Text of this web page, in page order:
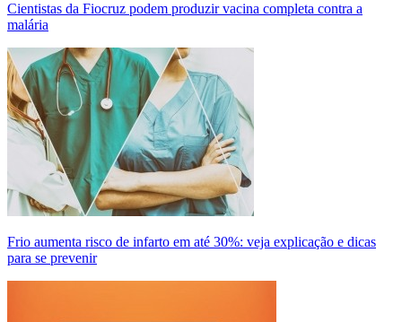
Cientistas da Fiocruz podem produzir vacina completa contra a
malária
Frio aumenta risco de infarto em até 30%: veja explicação e dicas
para se prevenir